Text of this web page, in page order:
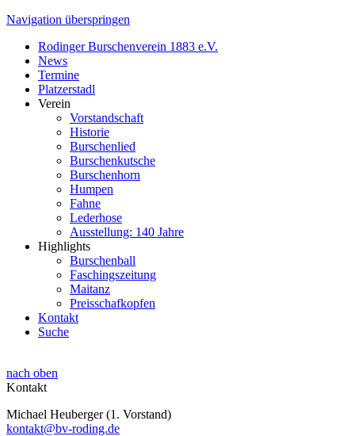
Navigation überspringen
Rodinger Burschenverein 1883 e.V.
News
Termine
Platzerstadl
Verein
Vorstandschaft
Historie
Burschenlied
Burschenkutsche
Burschenhorn
Humpen
Fahne
Lederhose
Ausstellung: 140 Jahre
Highlights
Burschenball
Faschingszeitung
Maitanz
Preisschafkopfen
Kontakt
Suche
nach oben
Kontakt
Michael Heuberger (1. Vorstand)
kontakt@bv-roding.de